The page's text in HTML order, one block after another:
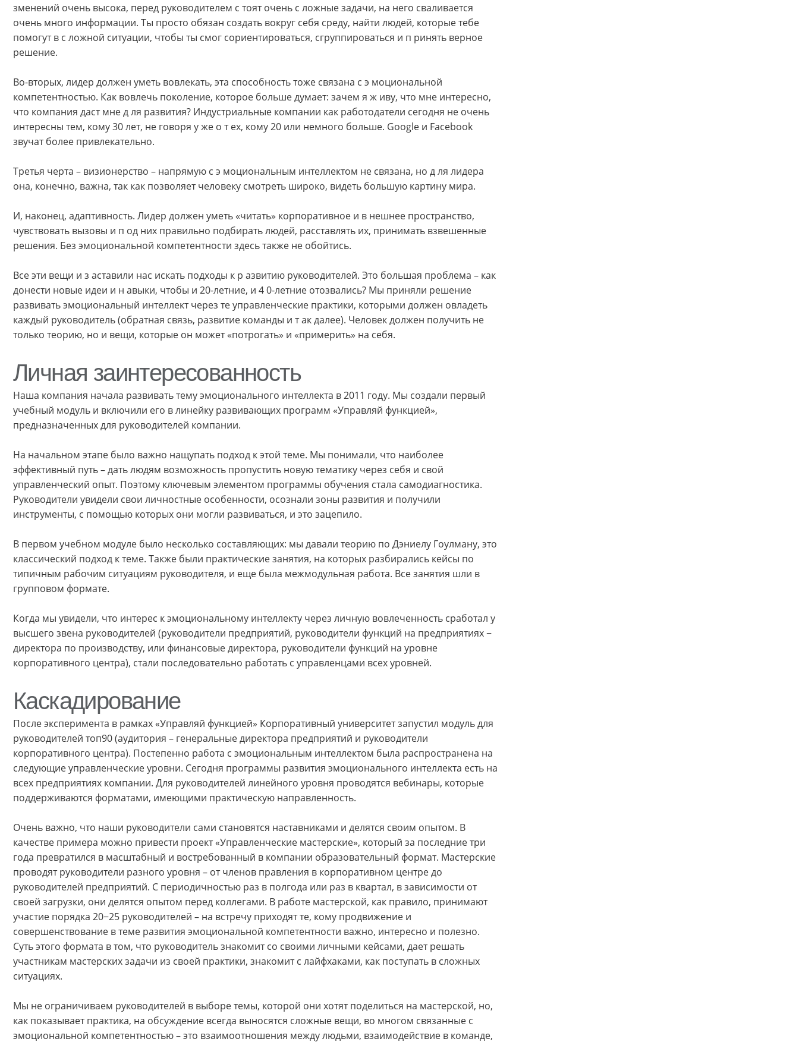
зменений очень высока, перед руководителем с тоят очень с ложные задачи, на него сваливается
очень много информации. Ты просто обязан создать вокруг себя среду, найти людей, которые тебе
помогут в с ложной ситуации, чтобы ты смог сориентироваться, сгруппироваться и п ринять верное
решение.
Во-вторых, лидер должен уметь вовлекать, эта способность тоже связана с э моциональной
компетентностью. Как вовлечь поколение, которое больше думает: зачем я ж иву, что мне интересно,
что компания даст мне д ля развития? Индустриальные компании как работодатели сегодня не очень
интересны тем, кому 30 лет, не говоря у же о т ех, кому 20 или немного больше. Google и Facebook
звучат более привлекательно.
Третья черта – визионерство – напрямую с э моциональным интеллектом не связана, но д ля лидера
она, конечно, важна, так как позволяет человеку смотреть широко, видеть большую картину мира.
И, наконец, адаптивность. Лидер должен уметь «читать» корпоративное и в нешнее пространство,
чувствовать вызовы и п од них правильно подбирать людей, расставлять их, принимать взвешенные
решения. Без эмоциональной компетентности здесь также не обойтись.
Все эти вещи и з аставили нас искать подходы к р азвитию руководителей. Это большая проблема – как
донести новые идеи и н авыки, чтобы и 20-летние, и 4 0-летние отозвались? Мы приняли решение
развивать эмоциональный интеллект через те управленческие практики, которыми должен овладеть
каждый руководитель (обратная связь, развитие команды и т ак далее). Человек должен получить не
только теорию, но и вещи, которые он может «потрогать» и «примерить» на себя.
Личная заинтересованность
Наша компания начала развивать тему эмоционального интеллекта в 2011 году. Мы создали первый
учебный модуль и включили его в линейку развивающих программ «Управляй функцией»,
предназначенных для руководителей компании.
На начальном этапе было важно нащупать подход к этой теме. Мы понимали, что наиболее
эффективный путь – дать людям возможность пропустить новую тематику через себя и свой
управленческий опыт. Поэтому ключевым элементом программы обучения стала самодиагностика.
Руководители увидели свои личностные особенности, осознали зоны развития и получили
инструменты, с помощью которых они могли развиваться, и это зацепило.
В первом учебном модуле было несколько составляющих: мы давали теорию по Дэниелу Гоулману, это
классический подход к теме. Также были практические занятия, на которых разбирались кейсы по
типичным рабочим ситуациям руководителя, и еще была межмодульная работа. Все занятия шли в
групповом формате.
Когда мы увидели, что интерес к эмоциональному интеллекту через личную вовлеченность сработал у
высшего звена руководителей (руководители предприятий, руководители функций на предприятиях −
директора по производству, или финансовые директора, руководители функций на уровне
корпоративного центра), стали последовательно работать с управленцами всех уровней.
Каскадирование
После эксперимента в рамках «Управляй функцией» Корпоративный университет запустил модуль для
руководителей топ90 (аудитория – генеральные директора предприятий и руководители
корпоративного центра). Постепенно работа с эмоциональным интеллектом была распространена на
следующие управленческие уровни. Сегодня программы развития эмоционального интеллекта есть на
всех предприятиях компании. Для руководителей линейного уровня проводятся вебинары, которые
поддерживаются форматами, имеющими практическую направленность.
Очень важно, что наши руководители сами становятся наставниками и делятся своим опытом. В
качестве примера можно привести проект «Управленческие мастерские», который за последние три
года превратился в масштабный и востребованный в компании образовательный формат. Мастерские
проводят руководители разного уровня – от членов правления в корпоративном центре до
руководителей предприятий. С периодичностью раз в полгода или раз в квартал, в зависимости от
своей загрузки, они делятся опытом перед коллегами. В работе мастерской, как правило, принимают
участие порядка 20−25 руководителей – на встречу приходят те, кому продвижение и
совершенствование в теме развития эмоциональной компетентности важно, интересно и полезно.
Суть этого формата в том, что руководитель знакомит со своими личными кейсами, дает решать
участникам мастерских задачи из своей практики, знакомит с лайфхаками, как поступать в сложных
ситуациях.
Мы не ограничиваем руководителей в выборе темы, которой они хотят поделиться на мастерской, но,
как показывает практика, на обсуждение всегда выносятся сложные вещи, во многом связанные с
эмоциональной компетентностью – это взаимоотношения между людьми, взаимодействие в команде,